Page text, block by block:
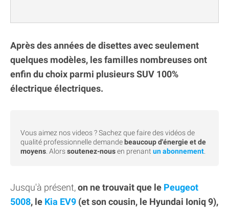
Après des années de disettes avec seulement
quelques modèles, les familles nombreuses ont
enfin du choix parmi plusieurs SUV 100%
électrique électriques.
Vous aimez nos videos ? Sachez que faire des vidéos de
qualité professionnelle demande beaucoup d'énergie et de
moyens. Alorssoutenez-nousen prenant un abonnement.
Jusqu'à présent,on ne trouvait que le Peugeot
5008, le Kia EV9 (et son cousin, le Hyundai Ioniq 9),